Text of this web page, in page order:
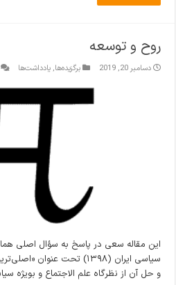
روح و توسعه
دسامبر 20, 2019 برگزیده‌ها,یادداشت‌ها
این مقاله سعی در پاسخ به سؤال اصلی
سیاسی ایران (۱۳۹۸) تحت
و حل آن از نظرگاه علم الاجتماع و بویژه